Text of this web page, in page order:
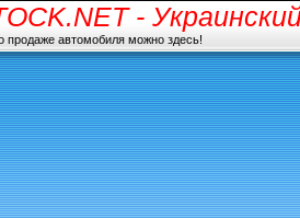
-
продаже автомобиля можно здесь!